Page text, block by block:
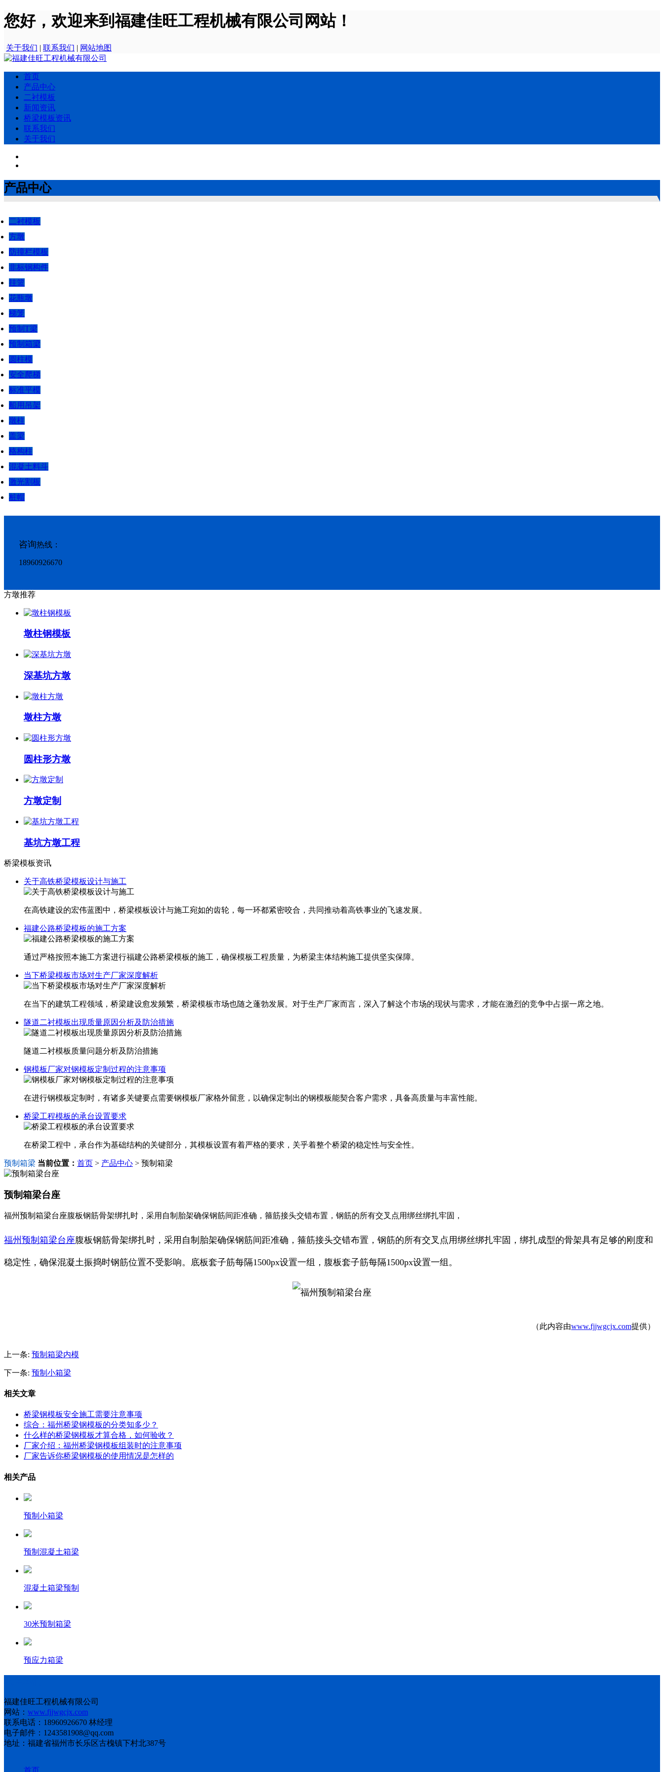
您好，欢迎来到福建佳旺工程机械有限公司网站！
关于我们 | 联系我们 | 网站地图
首页
产品中心
二衬模板
新闻资讯
桥梁模板资讯
联系我们
关于我们
产品中心
二衬模板
方墩
防撞栏模板
非标钢构件
挂篮
花瓶墩
梯笼
预制T梁
预制箱梁
圆柱模
安全爬梯
标准平模
船用吊架
墩柱
盖梁
格构柱
混凝土料斗
激光割板
桩帽
咨询热线：
18960926670
方墩推荐
墩柱钢模板
深基坑方墩
墩柱方墩
圆柱形方墩
方墩定制
基坑方墩工程
桥梁模板资讯
关于高铁桥梁模板设计与施工
在高铁建设的宏伟蓝图中，桥梁模板设计与施工宛如的齿轮，每一环都紧密咬合，共同推动着高铁事业的飞速发展。
福建公路桥梁模板的施工方案
通过严格按照本施工方案进行福建​公路桥梁模板的施工，确保模板工程质量，为桥梁主体结构施工提供坚实保障。
当下桥梁模板市场对生产厂家深度解析
在当下的建筑工程领域，桥梁建设愈发频繁，桥梁模板市场也随之蓬勃发展。对于生产厂家而言，深入了解这个市场的现状与需求，才能在激烈的竞争中占据一席之地。
隧道二衬模板出现质量原因分析及防治措施
隧道二衬模板质量问题分析及防治措施
钢模板厂家对钢模板定制过程的注意事项
在进行钢模板定制时，有诸多关键要点需要钢模板厂家格外留意，以确保定制出的钢模板能契合客户需求，具备高质量与丰富性能。
桥梁工程模板的承台设置要求
在桥梁工程中，承台作为基础结构的关键部分，其模板设置有着严格的要求，关乎着整个桥梁的稳定性与安全性。
预制箱梁 当前位置： 首页 > 产品中心 > 预制箱梁
预制箱梁台座
福州预制箱梁台座腹板钢筋骨架绑扎时，采用自制胎架确保钢筋间距准确，箍筋接头交错布置，钢筋的所有交叉点用绑丝绑扎牢固，
福州预制箱梁台座腹板钢筋骨架绑扎时，采用自制胎架确保钢筋间距准确，箍筋接头交错布置，钢筋的所有交叉点用绑丝绑扎牢固，绑扎成型的骨架具有足够的刚度和
稳定性，确保混凝土振捣时钢筋位置不受影响。底板套子筋每隔1500px设置一组，腹板套子筋每隔1500px设置一组。
（此内容由www.fjjwgcjx.com提供）
上一条: 预制箱梁内模
下一条: 预制小箱梁
相关文章
桥梁钢模板安全施工需要注意事项
综合：福州桥梁钢模板的分类知多少？
什么样的桥梁钢模板才算合格，如何验收？
厂家介绍：福州桥梁钢模板组装时的注意事项
厂家告诉你桥梁钢模板的使用情况是怎样的
相关产品
预制小箱梁
预制混凝土箱梁
混凝土箱梁预制
30米预制箱梁
预应力箱梁
福建佳旺工程机械有限公司
网站： www.fjjwgcjx.com
联系电话：18960926670 林经理
电子邮件：1243581908@qq.com
地址：福建省福州市长乐区古槐镇下村北387号